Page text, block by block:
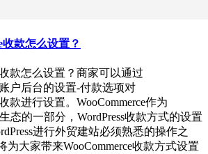
收款怎么设置？
收款怎么设置？商家可以通过
账户后台的设置-付款选项对
款进行设置。WooCommerce作为
态的一部分，WordPress收款方式的设置
进行外贸建站必须熟悉的操作之
为大家带来WooCommerce收款方式设置